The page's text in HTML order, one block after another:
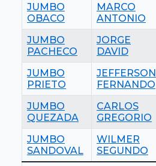
JUMBO
OBACO
MARCO
ANTONIO
JUMBO
PACHECO
JORGE
DAVID
JUMBO
PRIETO
JEFFERSON
FERNANDO
JUMBO
QUEZADA
CARLOS
GREGORIO
JUMBO
SANDOVAL
WILMER
SEGUNDO